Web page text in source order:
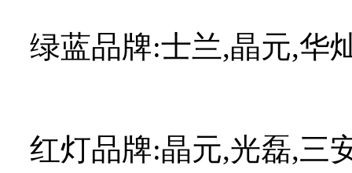
绿蓝品牌:士兰,晶元,华
红灯品牌:晶元,光磊,三